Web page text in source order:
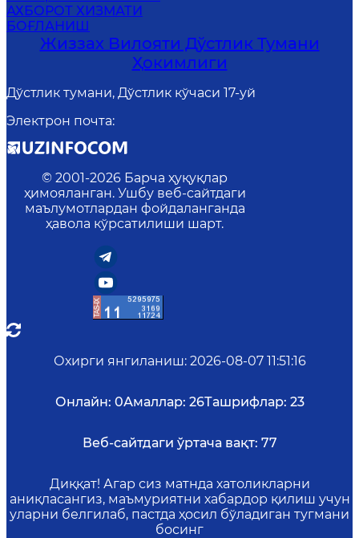
АХБОРОТ ХИЗМАТИ
БОҒЛАНИШ
Жиззах Вилояти Дўстлик Тумани
Ҳокимлиги
Дўстлик тумани, Дўстлик кўчаси 17-уй
Электрон почта:
© 2001-2026 Барча ҳуқуқлар
ҳимояланган. Ушбу веб-сайтдаги
маълумотлардан фойдаланганда
ҳавола кўрсатилиши шарт.
Охирги янгиланиш: 2026-08-07 11:51:16
Онлайн: 0Амаллар: 26Ташрифлар: 23
Веб-сайтдаги ўртача вақт: 77
Диққат! Агар сиз матнда хатоликларни
аниқласангиз, маъмуриятни хабардор қилиш учун
уларни белгилаб, пастда ҳосил бўладиган тугмани
босинг